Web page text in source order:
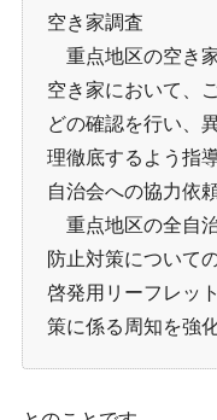
空き家調査
重点地区の空き
空き家において、
どの確認を行い、
理徹底するよう指
自治会への協力依
重点地区の全自
防止対策について
啓発用リーフレッ
策に係る周知を強